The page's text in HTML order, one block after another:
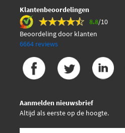
Klantenbeoordelingen
8.8/10
Beoordeling door klanten
6664 reviews
Aanmelden nieuwsbrief
Altijd als eerste op de hoogte.